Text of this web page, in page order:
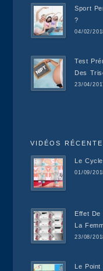
Sport
?
04/02/
Test
Des
23/04/
VIDÉOS
Le
01/09/
Effet
La
23/08/
Le